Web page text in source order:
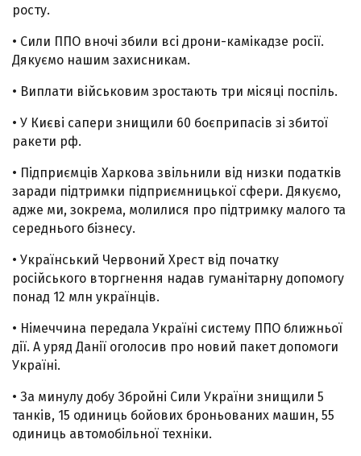
росту.
• Сили ППО вночі збили всі дрони-камікадзе росії.
Дякуємо нашим захисникам.
• Виплати військовим зростають три місяці поспіль.
• У Києві сапери знищили 60 боєприпасів зі збитої
ракети рф.
• Підприємців Харкова звільнили від низки податків
заради підтримки підприємницької сфери. Дякуємо,
адже ми, зокрема, молилися про підтримку малого та
середнього бізнесу.
• Український Червоний Хрест від початку
російського вторгнення надав гуманітарну допомогу
понад 12 млн українців.
• Німеччина передала Україні систему ППО ближньої
дії. А уряд Данії оголосив про новий пакет допомоги
Україні.
• За минулу добу Збройні Сили України знищили 5
танків, 15 одиниць бойових броньованих машин, 55
одиниць автомобільної техніки.